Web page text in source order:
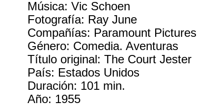
Música: Vic Schoen
Fotografía: Ray June
Compañías: Paramount Pictures
Género: Comedia. Aventuras
Título original: The Court Jester
País: Estados Unidos
Duración: 101 min.
Año: 1955